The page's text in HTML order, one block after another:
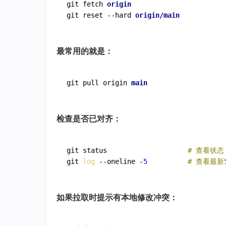
git fetch
git reset --hard
最常用的就是：
git pull origin main
检查是否已对齐：
git status # 查看状态
git log --oneline -5 # 查看最新
如果拉取时提示有本地修改冲突：